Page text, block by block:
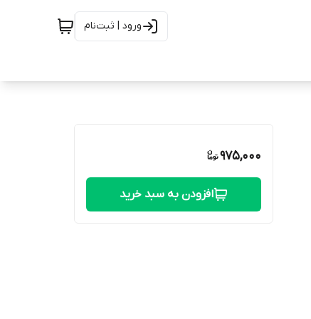
ورود | ثبت‌نام
975,000
افزودن به سبد خرید